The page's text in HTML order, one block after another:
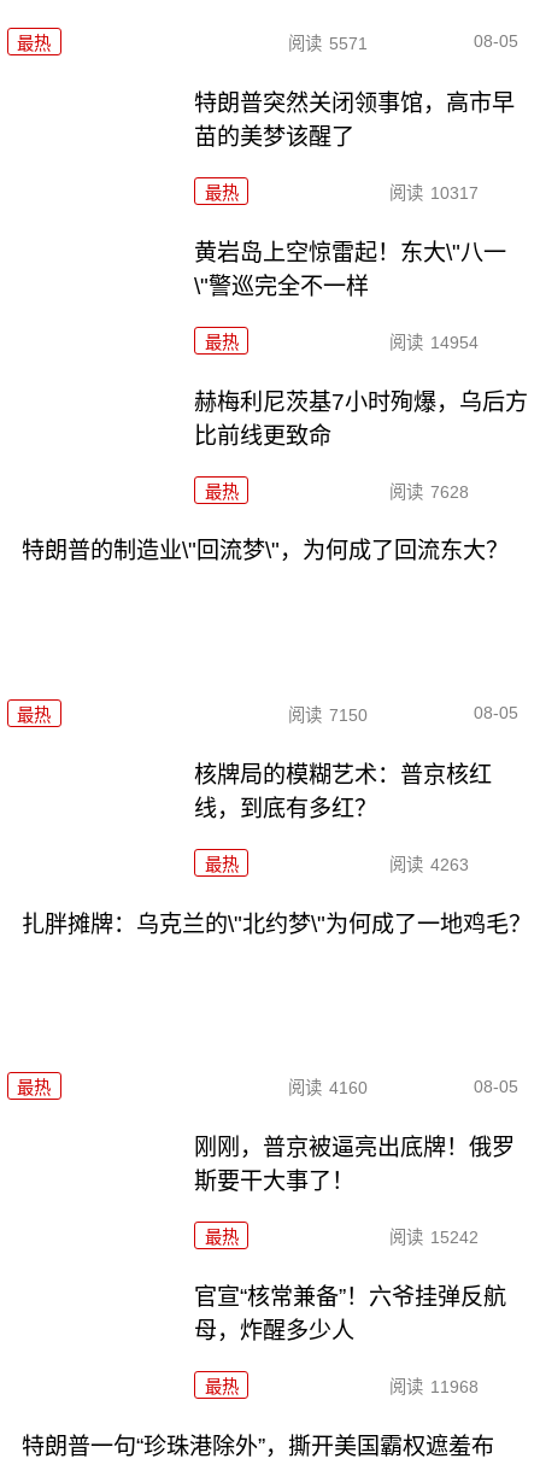
最热 阅读 5571 08-05
特朗普突然关闭领事馆，高市早
苗的美梦该醒了
最热 阅读 10317
黄岩岛上空惊雷起！东大\"八一
\"警巡完全不一样
最热 阅读 14954
赫梅利尼茨基7小时殉爆，乌后方
比前线更致命
最热 阅读 7628
特朗普的制造业\"回流梦\"，为何成了回流东大？
最热 阅读 7150 08-05
核牌局的模糊艺术：普京核红
线，到底有多红？
最热 阅读 4263
扎胖摊牌：乌克兰的\"北约梦\"为何成了一地鸡毛？
最热 阅读 4160 08-05
刚刚，普京被逼亮出底牌！俄罗
斯要干大事了！
最热 阅读 15242
官宣“核常兼备”！六爷挂弹反航
母，炸醒多少人
最热 阅读 11968
特朗普一句“珍珠港除外”，撕开美国霸权遮羞布